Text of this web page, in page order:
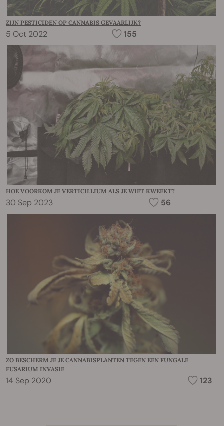
ZIJN PESTICIDEN OP CANNABIS GEVAARLIJK?
5 Oct 2022 155
HOE VOORKOM JE VERTICILLIUM ALS JE WIET KWEEKT?
30 Sep 2023 56
ZO BESCHERM JE JE CANNABISPLANTEN TEGEN EEN FUNGALE
FUSARIUM INVASIE
14 Sep 2020 123